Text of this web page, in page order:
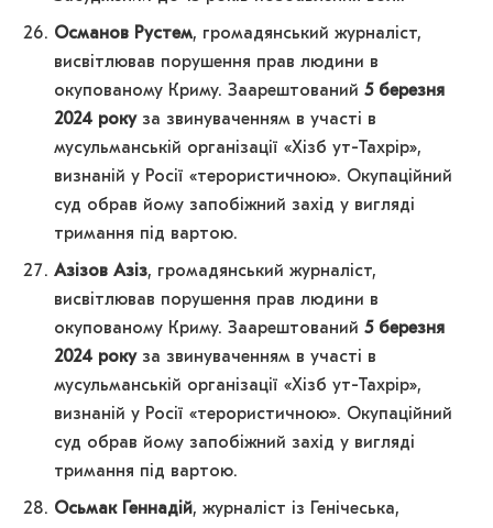
Османов Рустем, громадянський журналіст,
висвітлював порушення прав людини в
окупованому Криму. Заарештований5 березня
2024 рокуза звинуваченням в участі в
мусульманській організації «Хізб ут-Тахрір»,
визнаній у Росії «терористичною». Окупаційний
суд обрав йому запобіжний захід у вигляді
тримання під вартою.
Азізов Азіз, громадянський журналіст,
висвітлював порушення прав людини в
окупованому Криму. Заарештований5 березня
2024 рокуза звинуваченням в участі в
мусульманській організації «Хізб ут-Тахрір»,
визнаній у Росії «терористичною». Окупаційний
суд обрав йому запобіжний захід у вигляді
тримання під вартою.
Осьмак Геннадій, журналіст із Генічеська,